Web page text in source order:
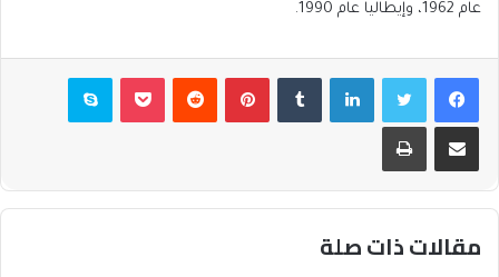
عام 1962، وإيطاليا عام 1990.
فيسبوكتويتر لينكدإن بينتيريست بوكيت سكايب
مشاركة عبر البريد طباعة
مقالات ذات صلة